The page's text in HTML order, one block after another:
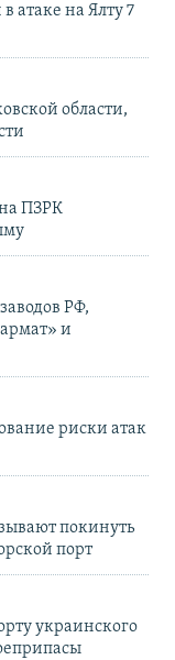
атаке на Ялту 7
области,
ПЗРК
РФ,
и
риски атак
покинуть
порт
украинского